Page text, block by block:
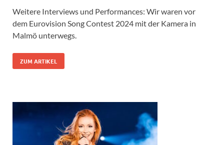
Weitere Interviews und Performances: Wir waren vor
dem Eurovision Song Contest 2024 mit der Kamera in
Malmö unterwegs.
ZUM ARTIKEL